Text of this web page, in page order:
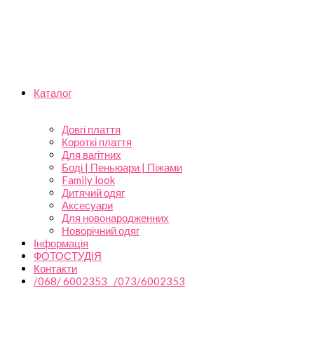
Каталог
Довгі плаття
Короткі плаття
Для вагітних
Боді | Пеньюари | Піжами
Family look
Дитячий одяг
Аксесуари
Для новонародженних
Новорічний одяг
Інформація
ФОТОСТУДІЯ
Контакти
/068/ 6002353 /073/6002353